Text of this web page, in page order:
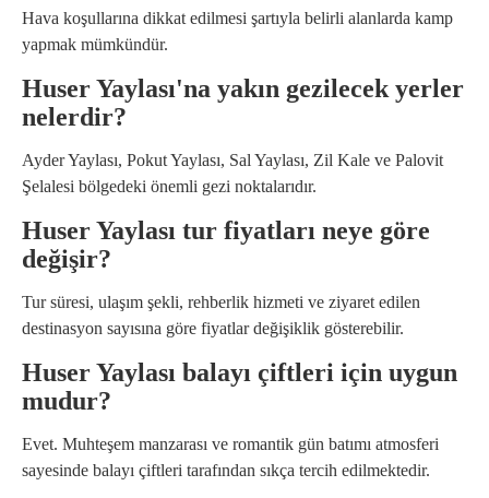
Hava koşullarına dikkat edilmesi şartıyla belirli alanlarda kamp
yapmak mümkündür.
Huser Yaylası'na yakın gezilecek yerler
nelerdir?
Ayder Yaylası, Pokut Yaylası, Sal Yaylası, Zil Kale ve Palovit
Şelalesi bölgedeki önemli gezi noktalarıdır.
Huser Yaylası tur fiyatları neye göre
değişir?
Tur süresi, ulaşım şekli, rehberlik hizmeti ve ziyaret edilen
destinasyon sayısına göre fiyatlar değişiklik gösterebilir.
Huser Yaylası balayı çiftleri için uygun
mudur?
Evet. Muhteşem manzarası ve romantik gün batımı atmosferi
sayesinde balayı çiftleri tarafından sıkça tercih edilmektedir.